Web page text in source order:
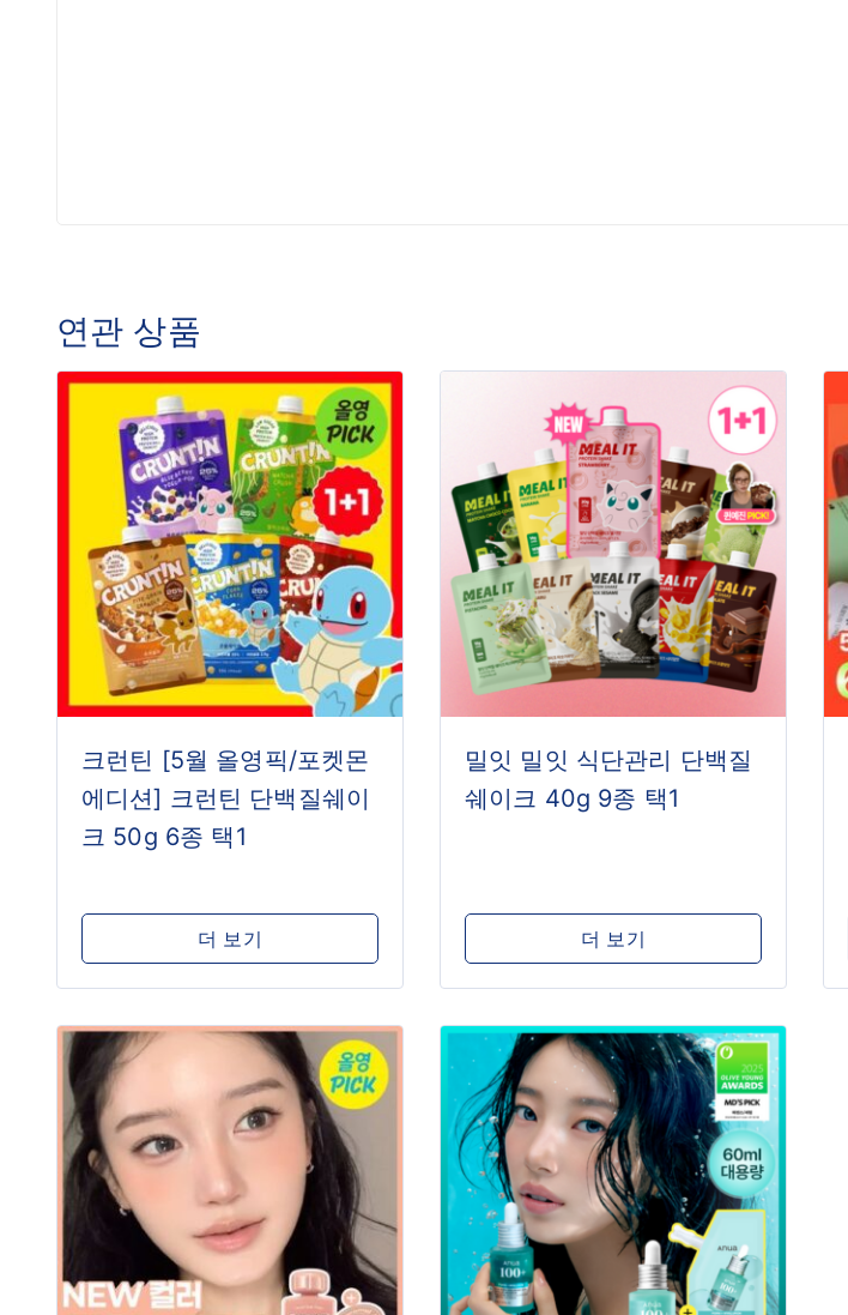
연관 상품
크런틴 [5월 올영픽/포켓몬
에디션] 크런틴 단백질쉐이
크 50g 6종 택1
더 보기
밀잇 밀잇 식단관리 단백질
쉐이크 40g 9종 택1
더 보기